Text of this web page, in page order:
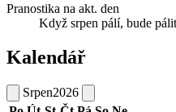
Pranostika na akt. den
Když srpen pálí, bude
Kalendář
Srpen2026